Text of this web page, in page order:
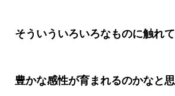
そういういろいろなものに触れ
豊かな感性が育まれるのかなと